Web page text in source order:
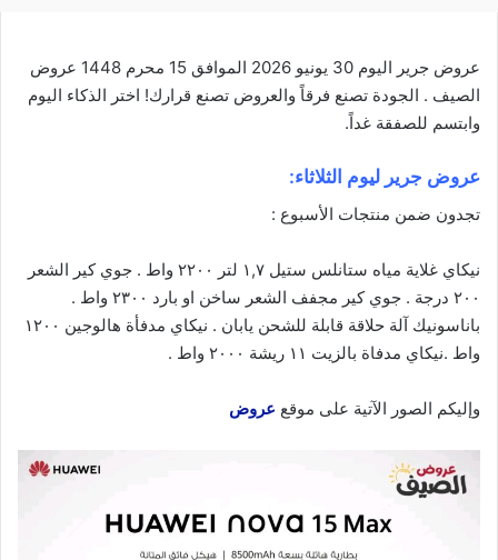
عروض جرير اليوم 30 يونيو 2026 الموافق 15 محرم 1448 عروض
الصيف . الجودة تصنع فرقاً والعروض تصنع قرارك! اختر الذكاء اليوم
وابتسم للصفقة غداً.
عروض جرير ليوم الثلاثاء:
تجدون ضمن منتجات الأسبوع :
نيكاي غلاية مياه ستانلس ستيل ١,٧ لتر ٢٢٠٠ واط . جوي كير الشعر
٢٠٠ درجة . جوي كير مجفف الشعر ساخن او بارد ٢٣٠٠ واط .
باناسونيك آلة حلاقة قابلة للشحن يابان . نيكاي مدفأة هالوجين ١٢٠٠
واط .نيكاي مدفاة بالزيت ١١ ريشة ٢٠٠٠ واط .
وإليكم الصور الآتية على موقع عروض